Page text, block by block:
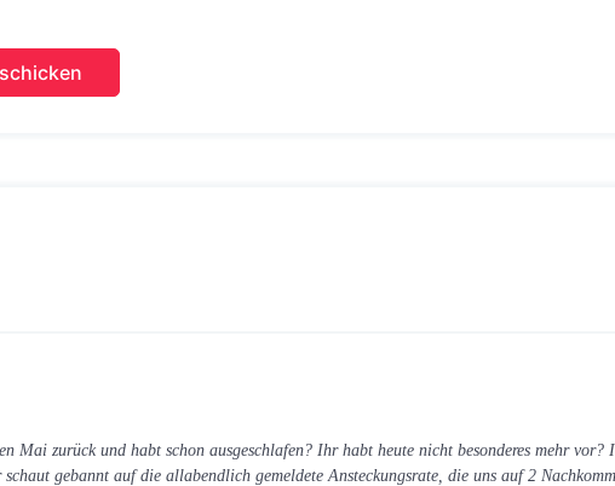
Mai zurück und habt schon ausgeschlafen? Ihr habt heute nicht besonderes mehr
gebannt auf die allabendlich gemeldete Ansteckungsrate, die uns auf 2